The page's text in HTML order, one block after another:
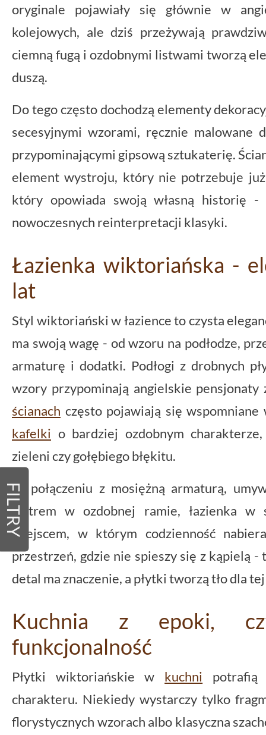
FILTRY
oryginale pojawiały się głównie w
kolejowych, ale dziś przeżywają
ciemną fugą i ozdobnymi listwami tworzą
duszą.
Do tego często dochodzą elementy
secesyjnymi wzorami, ręcznie malowane
przypominającymi gipsową sztukaterię.
element wystroju, który nie potrzebuje już
który opowiada swoją własną historię
nowoczesnych reinterpretacji klasyki.
Łazienka wiktoriańska -
lat
Styl wiktoriański w łazience to czysta
ma swoją wagę - od wzoru na podłodze,
armaturę i dodatki. Podłogi z drobnych
wzory przypominają angielskie
ścianach często pojawiają się
kafelki o bardziej ozdobnym
zieleni czy gołębiego błękitu.
W połączeniu z mosiężną armaturą,
lustrem w ozdobnej ramie, łazienka
miejscem, w którym codzienność
przestrzeń, gdzie nie spieszy się z kąpielą
detal ma znaczenie, a płytki tworzą tło dla
Kuchnia z epoki,
funkcjonalność
Płytki wiktoriańskie w kuchni potrafią
charakteru. Niekiedy wystarczy tylko
florystycznych wzorach albo klasyczna